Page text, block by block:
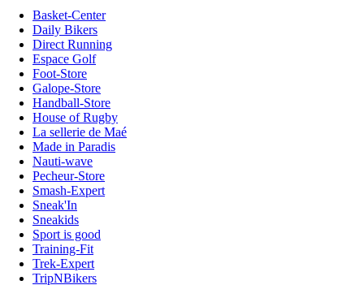
Basket-Center
Daily Bikers
Direct Running
Espace Golf
Foot-Store
Galope-Store
Handball-Store
House of Rugby
La sellerie de Maé
Made in Paradis
Nauti-wave
Pecheur-Store
Smash-Expert
Sneak'In
Sneakids
Sport is good
Training-Fit
Trek-Expert
TripNBikers